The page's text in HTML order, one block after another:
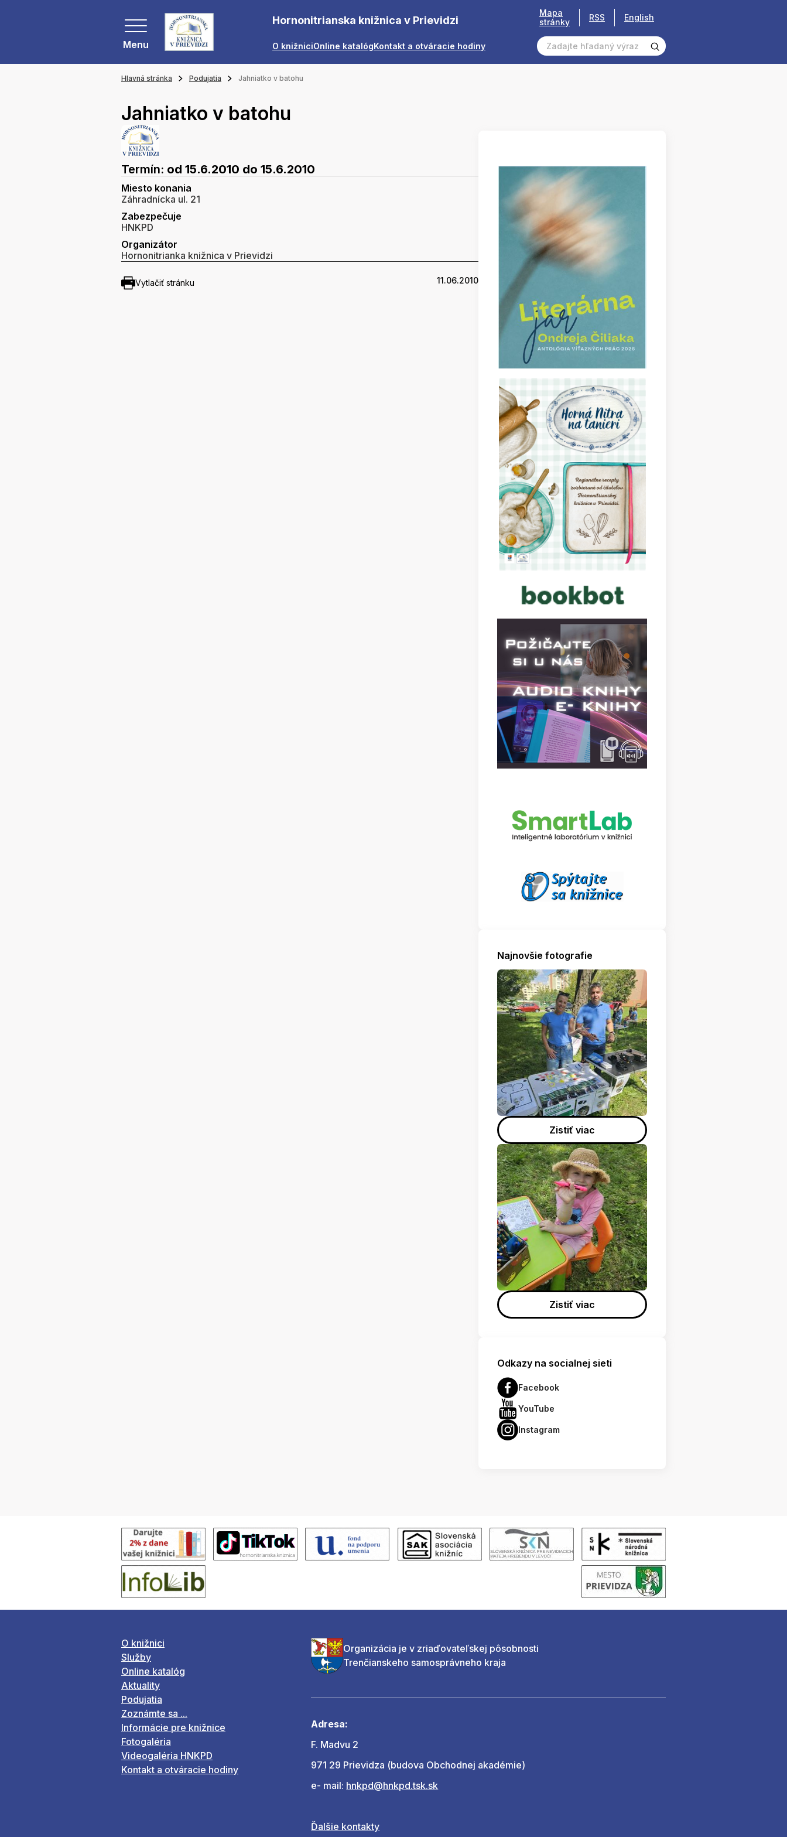
Menu
Hornonitrianska knižnica v Prievidzi
O knižniciOnline katalógKontakt a otváracie hodiny
Mapa
stránky
RSS English
Hlavná stránka Podujatia Jahniatko v batohu
Jahniatko v batohu
Termín: od 15.6.2010 do 15.6.2010
Miesto konania
Záhradnícka ul. 21
Zabezpečuje
HNKPD
Organizátor
Hornonitrianka knižnica v Prievidzi
Vytlačiť stránku 11.06.2010
Najnovšie fotografie
Zistiť viac
Zistiť viac
Odkazy na socialnej sieti
Facebook
YouTube
Instagram
O knižnici
Služby
Online katalóg
Aktuality
Podujatia
Zoznámte sa ...
Informácie pre knižnice
Fotogaléria
Videogaléria HNKPD
Kontakt a otváracie hodiny
Organizácia je v zriaďovateľskej pôsobnosti
Trenčianskeho samosprávneho kraja
Adresa:
F. Madvu 2
971 29 Prievidza (budova Obchodnej akadémie)
e- mail: hnkpd@hnkpd.tsk.sk
Ďalšie kontakty